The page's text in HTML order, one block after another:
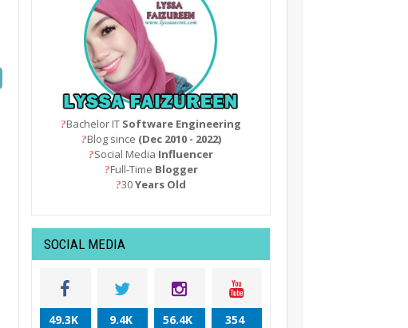
?Bachelor IT Software Engineering
?Blog since (Dec 2010 - 2022)
?Social Media Influencer
?Full-Time Blogger
?30Years Old
SOCIAL MEDIA
49.3K 9.4K 56.4K 354